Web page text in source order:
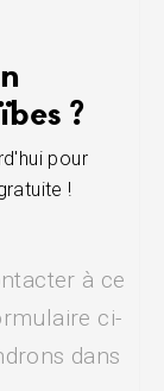
?
pour
!
à ce
ci-
dans